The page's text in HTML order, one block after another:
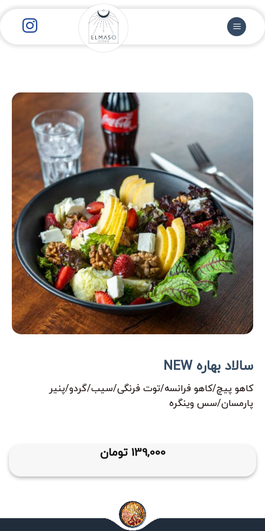
محتوا
سالاد بهاره NEW
کاهو پیچ/کاهو فرانسه/توت فرنگی/سیب/گردو/پنیر
پارمسان/سس وینگره
139,000 تومان